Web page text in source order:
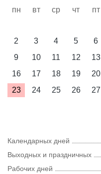
пн вт ср чт пт
2
3 4 5 6
9
10 11 12 13
16
17 18 19 20
23
24 25 26 27
Календарных дней
Выходных и праздничных
Рабочих дней